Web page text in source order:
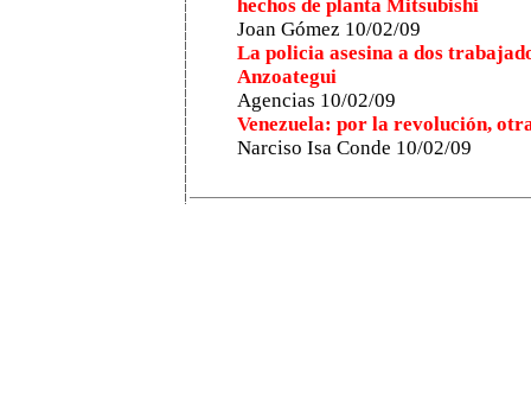
hechos de planta Mitsubishi
Joan Gómez 10/02/09
La policia asesina a dos
Anzoategui
Agencias 10/02/09
Venezuela: por la revolución,
Narciso Isa Conde 10/02/09